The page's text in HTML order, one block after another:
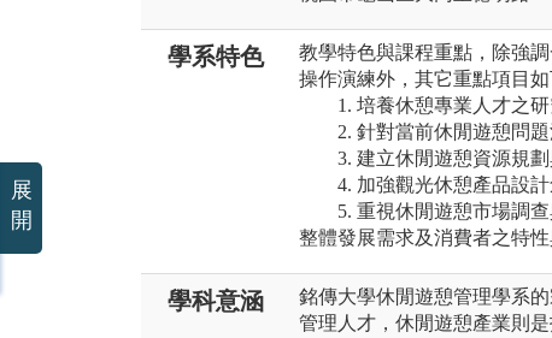
學系特色
教學特色與課程重點，除強
操作演練外，其它重點項目如
1. 培養休憩專業人才之研
2. 針對當前休閒遊憩問題
3. 建立休閒遊憩資源規劃
4. 加強觀光休憩產品設計
5. 重視休閒遊憩市場調查
整體發展需求及消費者之特性
學科意涵
銘傳大學休閒遊憩管理學系
管理人才，休閒遊憩產業則
展
開